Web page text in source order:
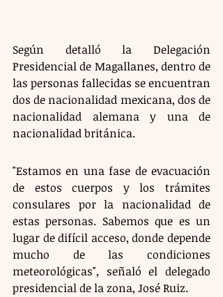
Según detalló la Delegación
Presidencial de Magallanes, dentro de
las personas fallecidas se encuentran
dos de nacionalidad mexicana, dos de
nacionalidad alemana y una de
nacionalidad británica.
"Estamos en una fase de evacuación
de estos cuerpos y los trámites
consulares por la nacionalidad de
estas personas. Sabemos que es un
lugar de difícil acceso, donde depende
mucho de las condiciones
meteorológicas", señaló el delegado
presidencial de la zona, José Ruiz.